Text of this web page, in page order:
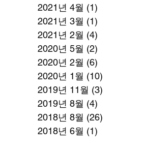
2021년 4월 (1)
2021년 3월 (1)
2021년 2월 (4)
2020년 5월 (2)
2020년 2월 (6)
2020년 1월 (10)
2019년 11월 (3)
2019년 8월 (4)
2018년 8월 (26)
2018년 6월 (1)